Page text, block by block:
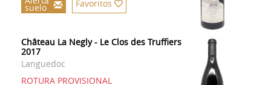
suelo Favoritos
Château La Negly - Le Clos des Truffiers
2017
Languedoc
ROTURA PROVISIONAL